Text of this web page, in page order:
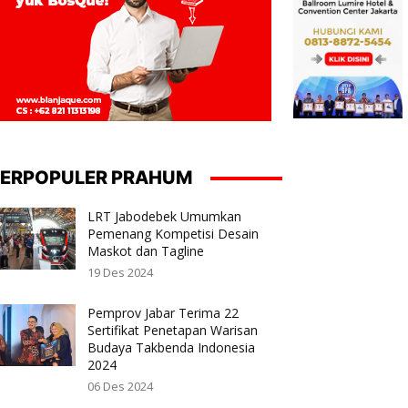
PRAHUM
LRT Jabodebek Umumkan
Pemenang Kompetisi Desain
Maskot dan Tagline
19 Des 2024
Pemprov Jabar Terima 22
Sertifikat Penetapan Warisan
Budaya Takbenda Indonesia
2024
06 Des 2024